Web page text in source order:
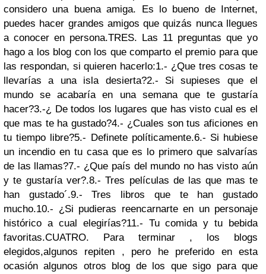
considero una buena amiga. Es lo bueno de Internet,
puedes hacer grandes amigos que quizás nunca llegues
a conocer en persona.TRES. Las 11 preguntas que yo
hago a los blog con los que comparto el premio para que
las respondan, si quieren hacerlo:1.- ¿Que tres cosas te
llevarías a una isla desierta?2.- Si supieses que el
mundo se acabaría en una semana que te gustaría
hacer?3.-¿ De todos los lugares que has visto cual es el
que mas te ha gustado?4.- ¿Cuales son tus aficiones en
tu tiempo libre?5.- Definete políticamente.6.- Si hubiese
un incendio en tu casa que es lo primero que salvarías
de las llamas?7.- ¿Que país del mundo no has visto aún
y te gustaría ver?.8.- Tres películas de las que mas te
han gustado´.9.- Tres libros que te han gustado
mucho.10.- ¿Si pudieras reencarnarte en un personaje
histórico a cual elegirías?11.- Tu comida y tu bebida
favoritas.CUATRO. Para terminar , los blogs
elegidos,algunos repiten , pero he preferido en esta
ocasión algunos otros blog de los que sigo para que